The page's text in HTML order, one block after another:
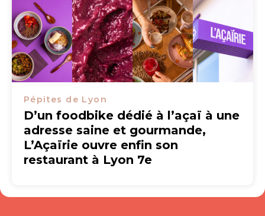
Pépites de Lyon
D’un foodbike dédié à l’açaï à une
adresse saine et gourmande,
L’Açaïrie ouvre enfin son
restaurant à Lyon 7e